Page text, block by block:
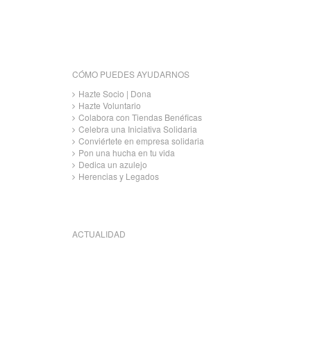
CÓMO PUEDES AYUDARNOS
Hazte Socio | Dona
Hazte Voluntario
Colabora con Tiendas Benéficas
Celebra una Iniciativa Solidaria
Conviértete en empresa solidaria
Pon una hucha en tu vida
Dedica un azulejo
Herencias y Legados
ACTUALIDAD